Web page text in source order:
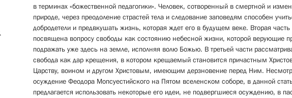
в терминах «божественной педагогики». Человек, сотворенный в смертной и
природе, через преодоление страстей тела и следование заповедям способен
добродетели и предвкушать жизнь, которая ждет его в будущем веке. Вторая часть
посвящена вопросу свободы как состоянию небесной жизни, которой верующие
подражать уже здесь на земле, исполняя волю Божью. В третьей части
свобода как дар крещения, в котором крещаемый становится причастным
Царству, воином и другом Христовым, имеющим дерзновение перед Ним.
осуждение Феодора Мопсуестийского на Пятом вселенском соборе, в данной
предлагается использовать некоторые его идеи, не подвергшиеся осуждению, в